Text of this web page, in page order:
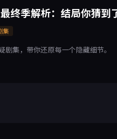
终季解析：结局你猜到
集
集，带你还原每一个隐藏细节。